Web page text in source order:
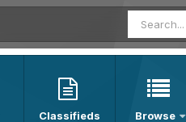
Classifieds Browse